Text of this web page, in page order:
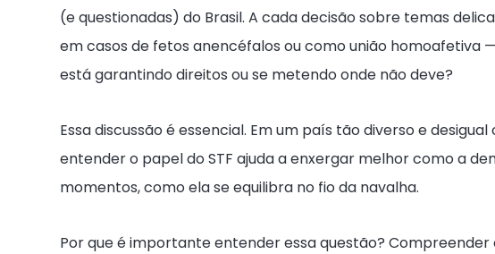
(e questionadas) do Brasil. A cada decisão sobre temas
em casos de fetos anencéfalos ou como união homoafetiva
está garantindo direitos ou se metendo onde não deve?
Essa discussão é essencial. Em um país tão diverso e
entender o papel do STF ajuda a enxergar melhor como a
momentos, como ela se equilibra no fio da navalha.
Por que é importante entender essa questão? Compreender